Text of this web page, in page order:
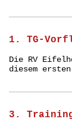
1. TG-
Die RV
diesem
3.